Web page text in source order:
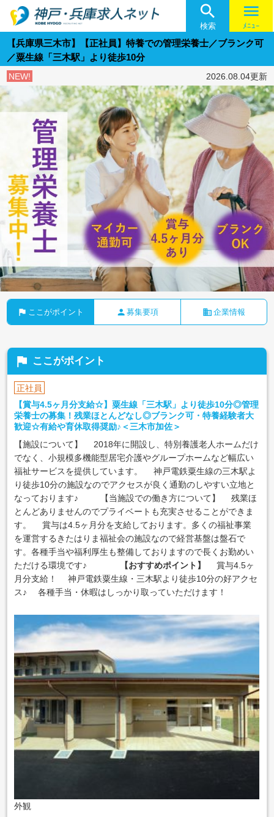

検索
menu
ﾒﾆｭｰ
【兵庫県三木市】【正社員】特養での管理栄養士／ブランク可
／粟生線「三木駅」より徒歩10分
NEW! 2026.08.04更新
flag ここがポイント person 募集要項 business 企業情報
flag ここがポイント
正社員
【賞与4.5ヶ月分支給☆】粟生線「三木駅」より徒歩10分◎管理
栄養士の募集！残業ほとんどなし◎ブランク可・特養経験者大
歓迎☆有給や育休取得奨励♪＜三木市加佐＞
【施設について】
2018年に開設し、特別養護老人ホームだけ
でなく、小規模多機能型居宅介護やグループホームなど幅広い
福祉サービスを提供しています。
神戸電鉄粟生線の三木駅よ
り徒歩10分の施設なのでアクセスが良く通勤のしやすい立地と
なっております♪
【当施設での働き方について】
残業ほ
とんどありませんのでプライベートも充実させることができま
す。
賞与は4.5ヶ月分を支給しております。多くの福祉事業
を運営するきたはりま福祉会の施設なので経営基盤は盤石で
す。各種手当や福利厚生も整備しておりますので長くお勤めい
ただける環境です♪
【おすすめポイント】
賞与4.5ヶ
月分支給！
神戸電鉄粟生線・三木駅より徒歩10分の好アクセ
ス♪ 各種手当・休暇はしっかり取っていただけます！
外観